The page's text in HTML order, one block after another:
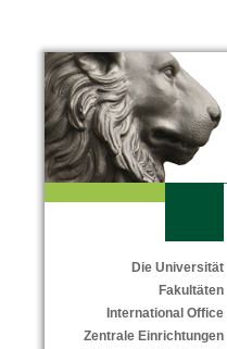
Die Universität
Fakultäten
International Office
Zentrale Einrichtungen